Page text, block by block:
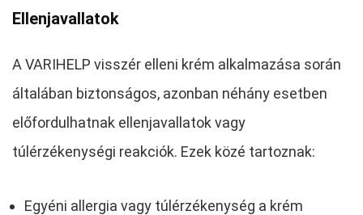
Ellenjavallatok
A VARIHELP visszér elleni krém alkalmazása során
általában biztonságos, azonban néhány esetben
előfordulhatnak ellenjavallatok vagy
túlérzékenységi reakciók. Ezek közé tartoznak:
Egyéni allergia vagy túlérzékenység a krém